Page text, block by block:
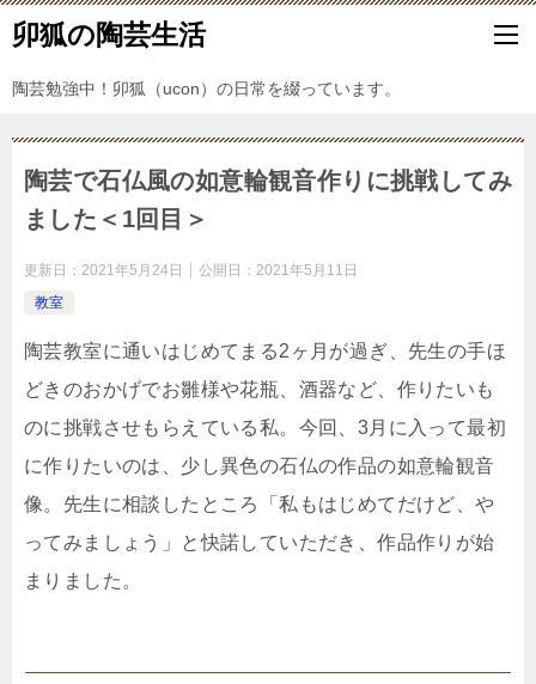
卯狐の陶芸生活
陶芸勉強中！卯狐（ucon）の日常を綴っています。
陶芸で石仏風の如意輪観音作りに挑戦してみ
ました＜1回目＞
更新日： 2021年5月24日 公開日： 2021年5月11日
教室
陶芸教室に通いはじめてまる2ヶ月が過ぎ、先生の手ほ
どきのおかげでお雛様や花瓶、酒器など、作りたいも
のに挑戦させもらえている私。今回、3月に入って最初
に作りたいのは、少し異色の石仏の作品の如意輪観音
像。先生に相談したところ「私もはじめてだけど、や
ってみましょう」と快諾していただき、作品作りが始
まりました。